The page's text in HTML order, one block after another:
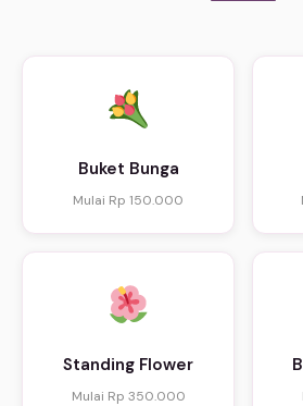
Buket Bunga
Mulai Rp 150.000
Standing Flower
Mulai Rp 350.000